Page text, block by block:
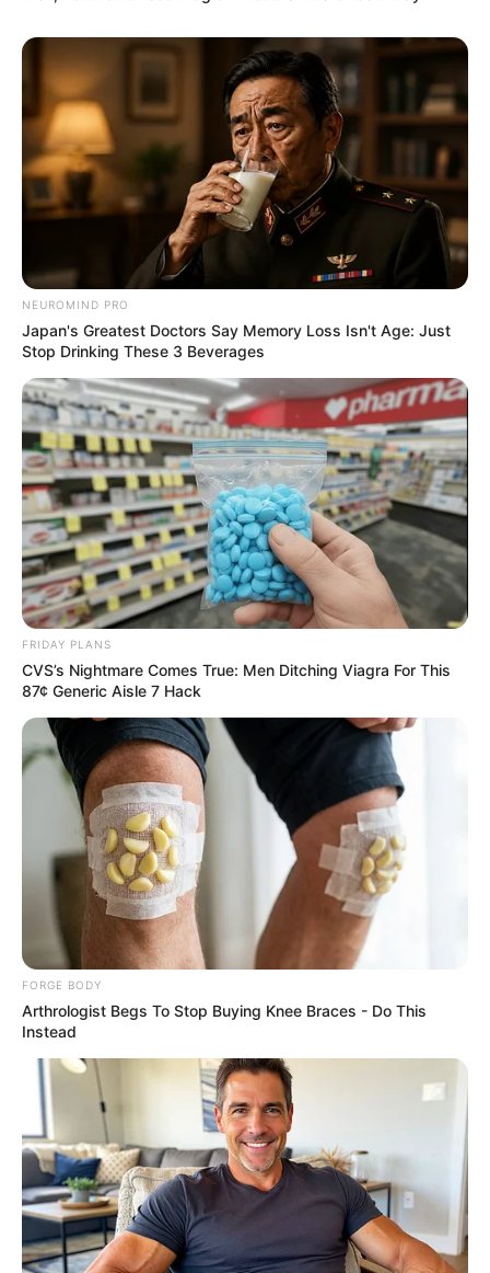
ของใช้ การท่องเที่ยวเฮฮากับเพื่อนฝูง ถ้าลดสิ่งเหล่านี้ไปได้
บ้าง การเงินจะดีขึ้น พอมีดวงได้เงินก้อนอยู่บ้าง แต่ต้องไม่
โลภจนเกินไป
รูปประกอบและเรียบเรียงโดย :Horoscope.mthai.com
บทความนี้ได้รับอนุญาตให้เผยแพร่ได้บนเว็บไซต์
Horoscope.mthai.com เท่านั้น
ดวงการเงิน ดูดวง ดูดวง2559 อาจารย์คฑา
ABOUT THE AUTHOR
เจ้าหมอดู
เนื้อหาที่ได้รับการโปรโมต
NEUROMIND PRO
Japan's Greatest Doctors Say Memory Loss Isn't Age: Just
Stop Drinking These 3 Beverages
FRIDAY PLANS
CVS’s Nightmare Comes True: Men Ditching Viagra For This
87¢ Generic Aisle 7 Hack
FORGE BODY
Arthrologist Begs To Stop Buying Knee Braces - Do This
Instead